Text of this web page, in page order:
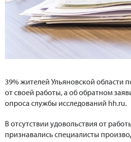
39% жителей Ульяновской области
от своей работы, а об обратном
опроса службы исследований hh.ru.
В отсутствии удовольствия от
признавались специалисты